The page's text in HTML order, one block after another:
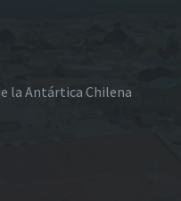
la Antártica Chilena